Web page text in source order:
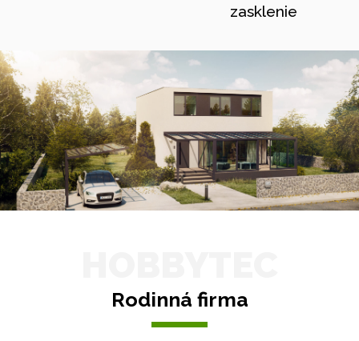
zasklenie
Rodinná firma